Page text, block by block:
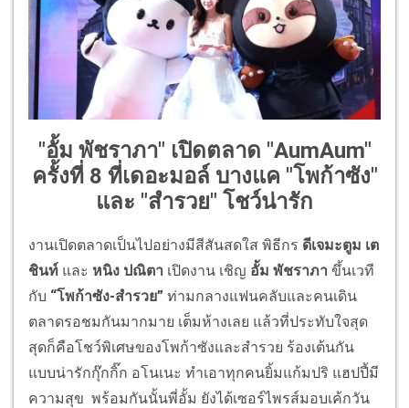
"อั้ม พัชราภา" เปิดตลาด "AumAum"
ครั้งที่ 8 ที่เดอะมอล์ บางแค "โพก้าซัง"
และ "สำรวย" โชว์น่ารัก
งานเปิดตลาดเป็นไปอย่างมีสีสันสดใส พิธีกร ดีเจมะตูม เต
ชินท์ และ หนิง ปณิตา เปิดงาน เชิญ อั้ม พัชราภา ขึ้นเวที
กับ “โพก้าซัง-สำรวย” ท่ามกลางแฟนคลับและคนเดิน
ตลาดรอชมกันมากมาย เต็มห้างเลย แล้วที่ประทับใจสุด
สุดก็คือโชว์พิเศษของโพก้าซังและสำรวย ร้องเต้นกัน
แบบน่ารักกุ๊กกิ๊ก อโนเนะ ทำเอาทุกคนยิ้มแก้มปริ แฮปปี้มี
ความสุข พร้อมกันนั้นพี่อั้ม ยังได้เซอร์ไพรส์มอบเค้กวัน